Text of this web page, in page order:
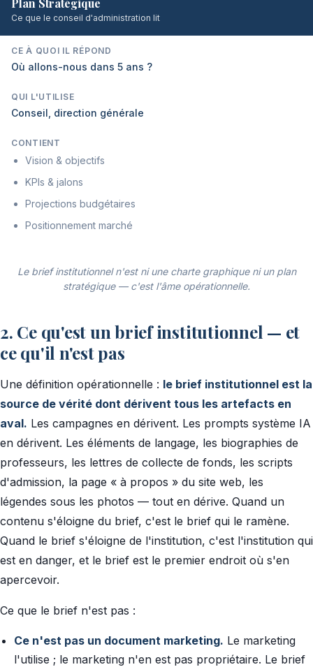
Plan Stratégique
Ce que le conseil d'administration lit
CE À QUOI IL RÉPOND
Où allons-nous dans 5 ans ?
QUI L'UTILISE
Conseil, direction générale
CONTIENT
Vision & objectifs
KPIs & jalons
Projections budgétaires
Positionnement marché
Le brief institutionnel n'est ni une charte graphique ni un plan
stratégique — c'est l'âme opérationnelle.
2. Ce qu'est un brief institutionnel — et
ce qu'il n'est pas
Une définition opérationnelle : le brief institutionnel est la
source de vérité dont dérivent tous les artefacts en
aval. Les campagnes en dérivent. Les prompts système IA
en dérivent. Les éléments de langage, les biographies de
professeurs, les lettres de collecte de fonds, les scripts
d'admission, la page « à propos » du site web, les
légendes sous les photos — tout en dérive. Quand un
contenu s'éloigne du brief, c'est le brief qui le ramène.
Quand le brief s'éloigne de l'institution, c'est l'institution qui
est en danger, et le brief est le premier endroit où s'en
apercevoir.
Ce que le brief n'est pas :
Ce n'est pas un document marketing. Le marketing
l'utilise ; le marketing n'en est pas propriétaire. Le brief